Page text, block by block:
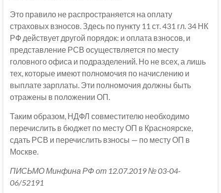
Это правило не распространяется на оплату
страховых взносов. Здесь по пункту 11 ст. 431 гл. 34 НК
РФ действует другой порядок: и оплата взносов, и
представление РСВ осуществляется по месту
головного офиса и подразделений. Но не всех, а лишь
тех, которые имеют полномочия по начислению и
выплате зарплаты. Эти полномочия должны быть
отражены в положении ОП.
Таким образом, НДФЛ совместителю необходимо
перечислить в бюджет по месту ОП в Красноярске,
сдать РСВ и перечислить взносы — по месту ОП в
Москве.
ПИСЬМО Минфина РФ от 12.07.2019 № 03-04-
06/52191